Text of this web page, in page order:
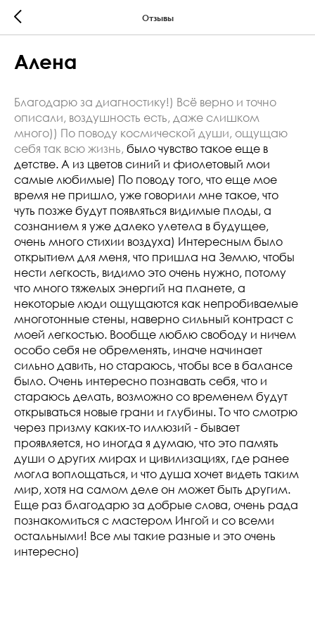
Отзывы
Алена
Благодарю за диагностику!) Всё верно и точно
описали, воздушность есть, даже слишком
много)) По поводу космической души, ощущаю
себя так всю жизнь, было чувство такое еще в
детстве. А из цветов синий и фиолетовый мои
самые любимые) По поводу того, что еще мое
время не пришло, уже говорили мне такое, что
чуть позже будут появляться видимые плоды, а
сознанием я уже далеко улетела в будущее,
очень много стихии воздуха) Интересным было
открытием для меня, что пришла на Землю, чтобы
нести легкость, видимо это очень нужно, потому
что много тяжелых энергий на планете, а
некоторые люди ощущаются как непробиваемые
многотонные стены, наверно сильный контраст с
моей легкостью. Вообще люблю свободу и ничем
особо себя не обременять, иначе начинает
сильно давить, но стараюсь, чтобы все в балансе
было. Очень интересно познавать себя, что и
стараюсь делать, возможно со временем будут
открываться новые грани и глубины. То что смотрю
через призму каких-то иллюзий - бывает
проявляется, но иногда я думаю, что это память
души о других мирах и цивилизациях, где ранее
могла воплощаться, и что душа хочет видеть таким
мир, хотя на самом деле он может быть другим.
Еще раз благодарю за добрые слова, очень рада
познакомиться с мастером Ингой и со всеми
остальными! Все мы такие разные и это очень
интересно)